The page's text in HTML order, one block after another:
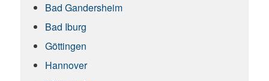
Bad Gandersheim
Bad Iburg
Göttingen
Hannover